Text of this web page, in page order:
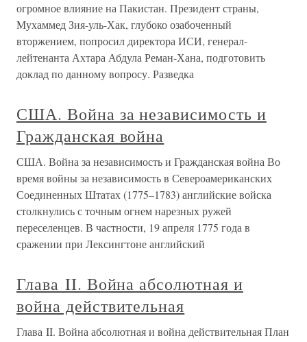
огромное влияние на Пакистан. Президент страны,
Мухаммед Зия-уль-Хак, глубоко озабоченный
вторжением, попросил директора ИСИ, генерал-
лейтенанта Ахтара Абдула Реман-Хана, подготовить
доклад по данному вопросу. Разведка
США. Война за независимость и
Гражданская война
США. Война за независимость и Гражданская война Во
время войны за независимость в Североамериканских
Соединенных Штатах (1775–1783) английские войска
столкнулись с точным огнем нарезных ружей
переселенцев. В частности, 19 апреля 1775 года в
сражении при Лексингтоне английский
Глава II. Война абсолютная и
война действительная
Глава II. Война абсолютная и война действительная План